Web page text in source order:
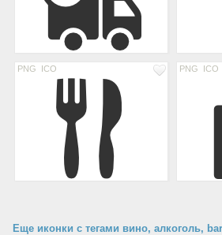
PNG ICO PNG ICO
Еще иконки с тегами вино, алкоголь, bar